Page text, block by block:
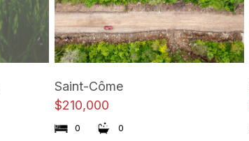
Saint-Côme
$210,000
0 0